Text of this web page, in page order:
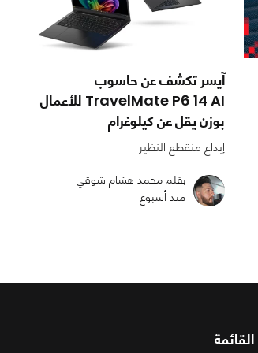
آيسر تكشف عن حاسوب
TravelMate P6 14 AI للأعمال
بوزن يقل عن كيلوغرام
إبداع منقطع النظير
بقلم محمد هشام شوقي
منذ أسبوع
القائمة